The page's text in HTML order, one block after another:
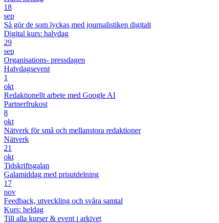
18
sep
Så gör de som lyckas med journalistiken digitalt
Digital kurs: halvdag
29
sep
Organisations- pressdagen
Halvdagsevent
1
okt
Redaktionellt arbete med Google AI
Partnerfrukost
8
okt
Nätverk för små och mellanstora redaktioner
Nätverk
21
okt
Tidskriftsgalan
Galamiddag med prisutdelning
17
nov
Feedback, utveckling och svåra samtal
Kurs: heldag
Till alla kurser & event i arkivet